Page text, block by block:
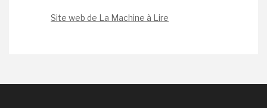
Site web de La Machine à Lire